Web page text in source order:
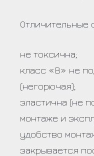
Отличительные
не токсична;
класс «В» не
(негорючая);
эластична (не
монтаже и
удобство
закрывается